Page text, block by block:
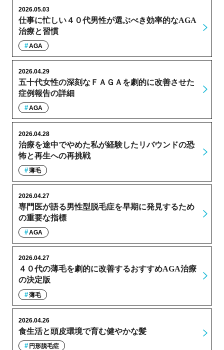
仕事に忙しい４０代男性が選ぶべき効率的なAGA
治療と習慣
2026.05.03
AGA
五十代女性の深刻なＦＡＧＡを劇的に改善させた
症例報告の詳細
2026.04.29
AGA
治療を途中でやめた私が経験したリバウンドの恐
怖と再生への再挑戦
2026.04.28
薄毛
専門医が語る男性型脱毛症を早期に発見するため
の重要な指標
2026.04.27
AGA
４０代の薄毛を劇的に改善するおすすめAGA治療
の決定版
2026.04.27
薄毛
食生活と頭皮環境で育む健やかな髪
2026.04.26
円形脱毛症